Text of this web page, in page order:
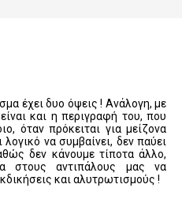
έχει δυο όψεις ! Ανάλογη, με
και η περιγραφή του, που
όταν πρόκειται για μείζονα
λογικό να συμβαίνει, δεν παύει
δεν κάνουμε τίποτα άλλο,
στους αντιπάλους μας να
και αλυτρωτισμούς !